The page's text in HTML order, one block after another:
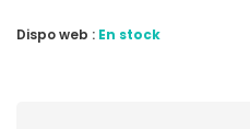
Dispo web : En stock